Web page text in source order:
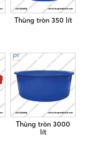
Thùng tròn 350 lít
Thùng tròn 3000
lít